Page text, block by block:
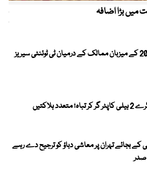
ورلڈ کپ 2027 کے میزبان ممالک کے درمیان ٹی ٹوئنٹی سیریز
ہلاکتیں
کے بجائے تہران پر معاشی دباؤ کو ترجیح دے رہے
صدر